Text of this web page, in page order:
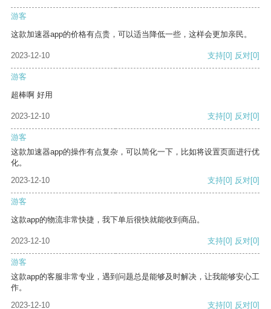
游客
这款加速器app的价格有点贵，可以适当降低一些，这样会更加亲民。
2023-12-10 支持[0] 反对[0]
游客
超棒啊 好用
2023-12-10 支持[0] 反对[0]
游客
这款加速器app的操作有点复杂，可以简化一下，比如将设置页面进行优
化。
2023-12-10
支持[0] 反对[0]
游客
这款app的物流非常快捷，我下单后很快就能收到商品。
2023-12-10 支持[0] 反对[0]
游客
这款app的客服非常专业，遇到问题总是能够及时解决，让我能够安心工
作。
2023-12-10
支持[0] 反对[0]